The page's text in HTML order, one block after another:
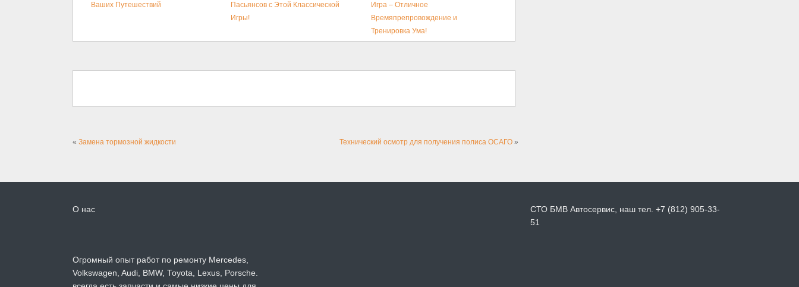
Ваших Путешествий
Пасьянсов с Этой Классической
Игры!
Игра – Отличное
Времяпрепровождение и
Тренировка Ума!
« Замена тормозной жидкости Технический осмотр для получения полиса ОСАГО »
О нас
Огромный опыт работ по ремонту Mercedes,
Volkswagen, Audi, BMW, Toyota, Lexus, Porsche.
СТО БМВ Автосервис, наш тел. +7 (812) 905-33-
51